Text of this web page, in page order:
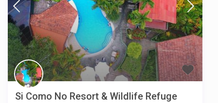
Si Como No Resort & Wildlife Refuge